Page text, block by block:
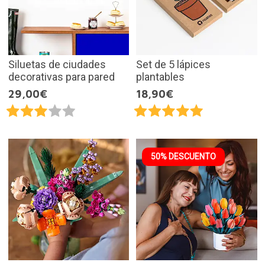
Siluetas de ciudades
decorativas para pared
29,00€
Set de 5 lápices
plantables
18,90€
50% DESCUENTO